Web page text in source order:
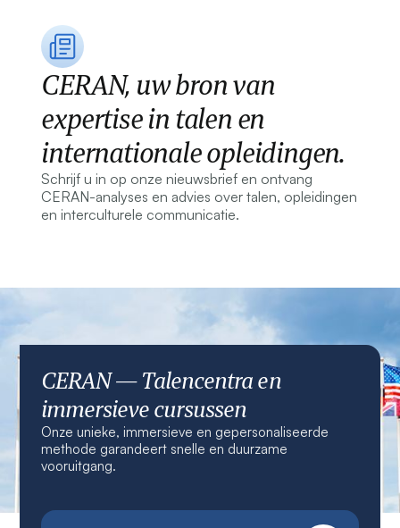
CERAN, uw bron van
expertise in talen en
internationale opleidingen.
Schrijf u in op onze nieuwsbrief en ontvang
CERAN-analyses en advies over talen, opleidingen
en interculturele communicatie.
CERAN — Talencentra en
immersieve cursussen
Onze unieke, immersieve en gepersonaliseerde
methode garandeert snelle en duurzame
vooruitgang.